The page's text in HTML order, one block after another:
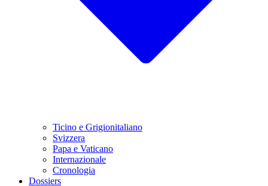
Ticino e Grigionitaliano
Svizzera
Papa e Vaticano
Internazionale
Cronologia
Dossiers